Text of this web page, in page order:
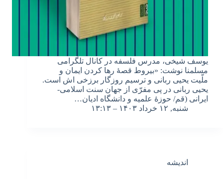
یوسف شیخی، مدرس فلسفه در کانال تلگرامی
مسلمنا نوشت: «بیروط قصۀ رها کردن ایمان و
ملّیت یحیی ربانی و ترسیم روزگار برزخی اش است.
یحیی ربانی در پی مفرّی از جهان سنت اسلامی-
ایرانی (قم/ حوزۀ علمیه و دانشگاه ادیان…
شنبه, ۱۲ خرداد ۱۴۰۳ – ۱۳:۱۳
اندیشه